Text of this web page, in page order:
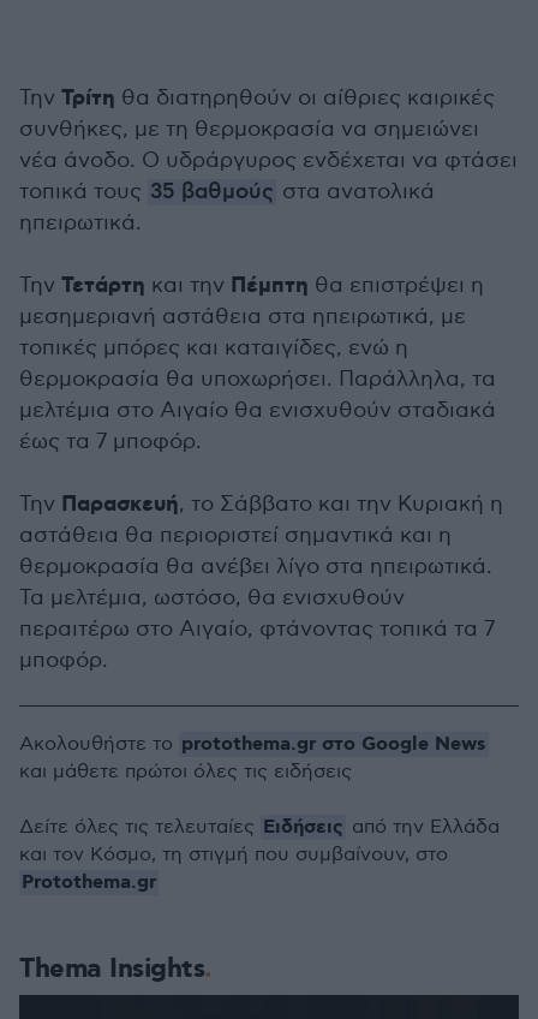
Την Τρίτη θα διατηρηθούν οι αίθριες καιρικές
συνθήκες, με τη θερμοκρασία να σημειώνει
νέα άνοδο. Ο υδράργυρος ενδέχεται να φτάσει
τοπικά τους 35 βαθμούς στα ανατολικά
ηπειρωτικά.
Την Τετάρτη και την Πέμπτη θα επιστρέψει η
μεσημεριανή αστάθεια στα ηπειρωτικά, με
τοπικές μπόρες και καταιγίδες, ενώ η
θερμοκρασία θα υποχωρήσει. Παράλληλα, τα
μελτέμια στο Αιγαίο θα ενισχυθούν σταδιακά
έως τα 7 μποφόρ.
Την Παρασκευή, το Σάββατο και την Κυριακή η
αστάθεια θα περιοριστεί σημαντικά και η
θερμοκρασία θα ανέβει λίγο στα ηπειρωτικά.
Τα μελτέμια, ωστόσο, θα ενισχυθούν
περαιτέρω στο Αιγαίο, φτάνοντας τοπικά τα 7
μποφόρ.
Thema Insights
Ακολουθήστε το protothema.gr στο Google News
και μάθετε πρώτοι όλες τις ειδήσεις
Δείτε όλες τις τελευταίες Ειδήσεις από την Ελλάδα
και τον Κόσμο, τη στιγμή που συμβαίνουν, στο
Protothema.gr